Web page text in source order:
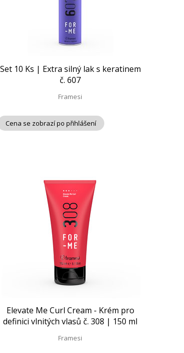
Set 10 Ks | Extra silný lak s keratinem
č. 607
Framesi
Cena se zobrazí po přihlášení
Elevate Me Curl Cream - Krém pro
definici vlnitých vlasů č. 308 | 150 ml
Framesi